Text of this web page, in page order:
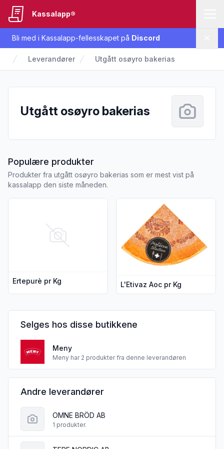
Bli med i Kassalapp-fellesskapet på Discord
Kassalapp®
Leverandører Utgått osøyro bakerias
Utgått osøyro bakerias
Populære produkterfra Utgått osøyro bakerias
Produkter fra utgått osøyro bakerias som er mest vist på
kassalapp den siste måneden.
Ertepurè pr Kg
Vis flere detaljer for produktet "Ertepurè pr Kg"
L'Etivaz Aoc pr Kg
Vis flere detaljer for
Selges hos disse butikkene
Meny
Meny har 2 produkter fra denne leverandøren
Andre leverandører
OMNE BRÖD AB
1 produkter.